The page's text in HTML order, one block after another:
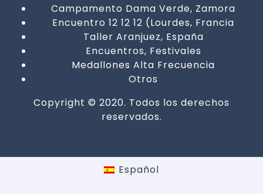
Campamento Dama Verde, Zamora
Encuentro 12 12 12 (Lourdes, Francia
Taller Aranjuez, España
Encuentros, Festivales
Medallones Alta Frecuencia
Otros
Copyright © 2020. Todos los derechos
reservados.
Español